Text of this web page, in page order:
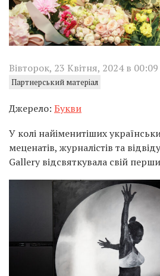
Вівторок, 23 Квітня, 2024 в 00:09
Партнерський матеріал
Джерело: Букви
У колі найіменитіших
меценатів, журналістів та
Gallery відсвяткувала свій